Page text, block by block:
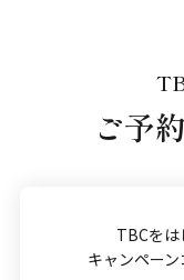
ご予
TBCを
キャンペーン